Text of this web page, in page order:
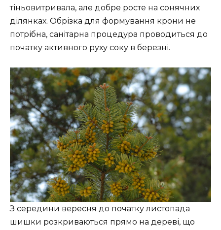
тіньовитривала, але добре росте на сонячних
ділянках. Обрізка для формування крони не
потрібна, санітарна процедура проводиться до
початку активного руху соку в березні.
З середини вересня до початку листопада
шишки розкриваються прямо на дереві, що